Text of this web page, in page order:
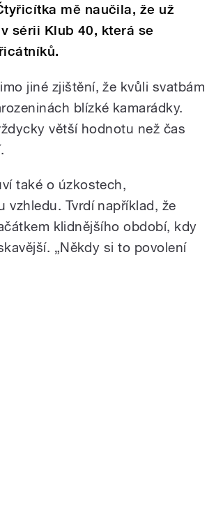
mě naučila, že už
sérii Klub 40, která se
jiné zjištění, že kvůli svatbám
blízké kamarádky.
větší hodnotu než čas
také o úzkostech,
vzhledu. Tvrdí například, že
klidnějšího období, kdy
„Někdy si to povolení